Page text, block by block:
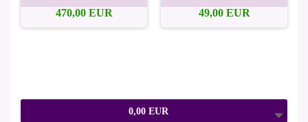
0,00 EUR
470,00 EUR 49,00 EUR